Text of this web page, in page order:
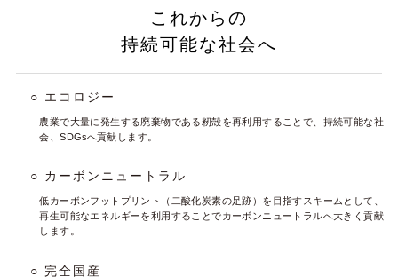
これからの
持続可能な社会へ
○ エコロジー
農業で大量に発生する廃棄物である籾殻を再利用することで、持続可能な社
会、SDGsへ貢献します。
○ カーボンニュートラル
低カーボンフットプリント（二酸化炭素の足跡）を目指すスキームとして、
再生可能なエネルギーを利用することでカーボンニュートラルへ大きく貢献
します。
○ 完全国産